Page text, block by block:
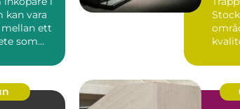
kan vara
ett
som